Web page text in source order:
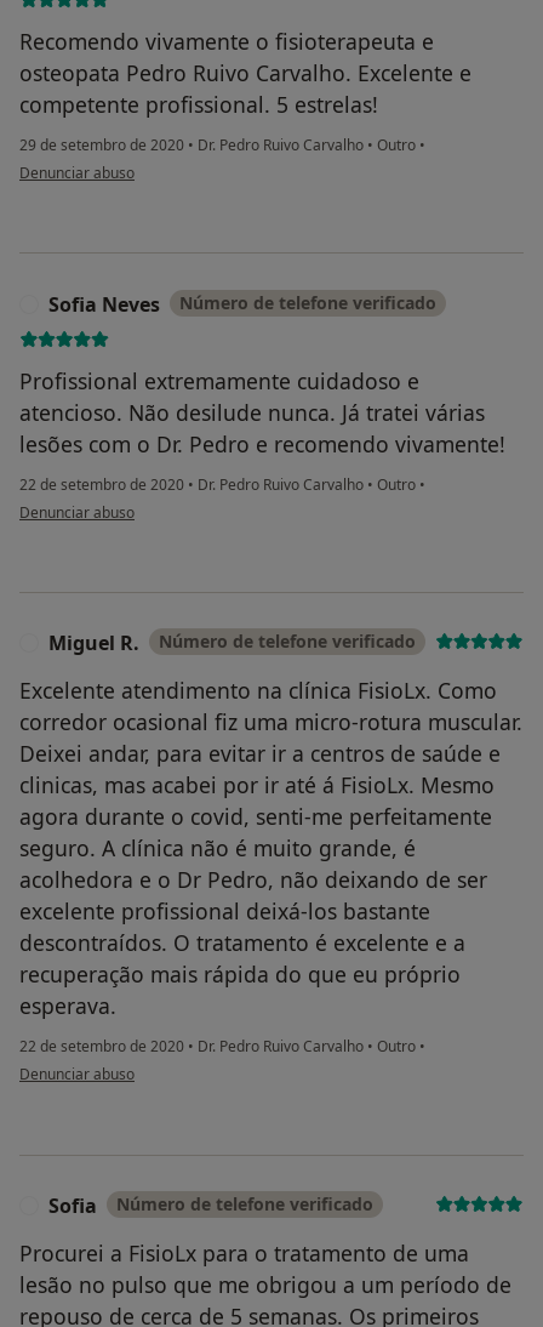
Recomendo vivamente o fisioterapeuta e
osteopata Pedro Ruivo Carvalho. Excelente e
competente profissional. 5 estrelas!
29 de setembro de 2020 • Dr. Pedro Ruivo Carvalho • Outro •
na opinião do utilizador João Zorro Gonçalves
Denunciar abuso
Sofia Neves Número de telefone verificado
Profissional extremamente cuidadoso e
atencioso. Não desilude nunca. Já tratei várias
lesões com o Dr. Pedro e recomendo vivamente!
22 de setembro de 2020 • Dr. Pedro Ruivo Carvalho • Outro •
na opinião do utilizador Sofia Neves
Denunciar abuso
Miguel R. Número de telefone verificado
Excelente atendimento na clínica FisioLx. Como
corredor ocasional fiz uma micro-rotura muscular.
Deixei andar, para evitar ir a centros de saúde e
clinicas, mas acabei por ir até á FisioLx. Mesmo
agora durante o covid, senti-me perfeitamente
seguro. A clínica não é muito grande, é
acolhedora e o Dr Pedro, não deixando de ser
excelente profissional deixá-los bastante
descontraídos. O tratamento é excelente e a
recuperação mais rápida do que eu próprio
esperava.
22 de setembro de 2020 • Dr. Pedro Ruivo Carvalho • Outro •
na opinião do utilizador Miguel R.
Denunciar abuso
Sofia Número de telefone verificado
Procurei a FisioLx para o tratamento de uma
lesão no pulso que me obrigou a um período de
repouso de cerca de 5 semanas. Os primeiros